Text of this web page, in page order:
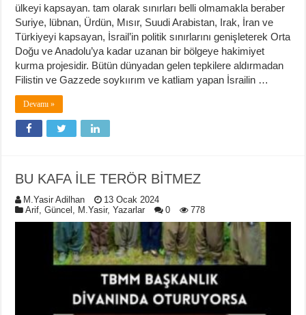
ülkeyi kapsayan. tam olarak sınırları belli olmamakla beraber
Suriye, lübnan, Ürdün, Mısır, Suudi Arabistan, Irak, İran ve
Türkiyeyi kapsayan, İsrail’in politik sınırlarını genişleterek Orta
Doğu ve Anadolu’ya kadar uzanan bir bölgeye hakimiyet
kurma projesidir. Bütün dünyadan gelen tepkilere aldırmadan
Filistin ve Gazzede soykıırım ve katliam yapan İsrailin …
Devamı »
BU KAFA İLE TERÖR BİTMEZ
M.Yasir Adilhan
13 Ocak 2024
Arif ,Güncel M.Yasir,Yazarlar 0 778